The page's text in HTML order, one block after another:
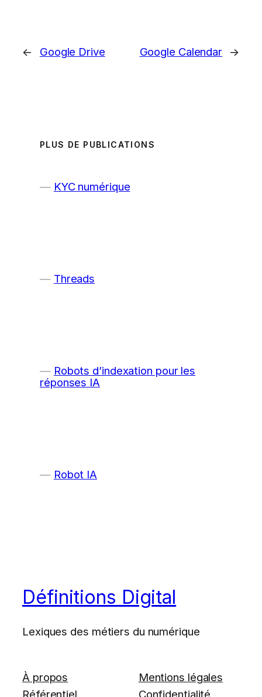
← Google Drive Google Calendar →
PLUS DE PUBLICATIONS
KYC numérique
Threads
Robots d’indexation pour les
réponses IA
Robot IA
Définitions Digital
Lexiques des métiers du numérique
À propos
Référentiel
Mentions légales
Confidentialité